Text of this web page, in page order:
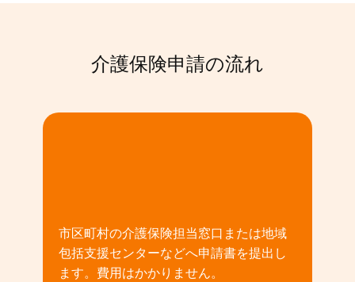
介護保険申請の流れ
市区町村の介護保険担当窓口または地域
包括支援センターなどへ申請書を提出し
ます。費用はかかりません。